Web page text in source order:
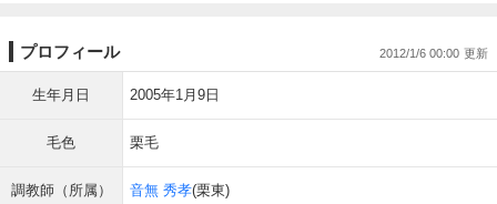
プロフィール 2012/1/6 00:00
生年月日 2005年1月9日
毛色 栗毛
調教師（所属） 音無 秀孝(栗東)